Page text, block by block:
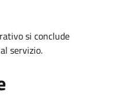
si conclude
servizio.